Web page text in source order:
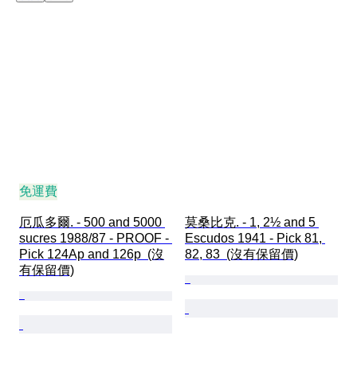
免運費
厄瓜多爾. - 500 and 5000
sucres 1988/87 - PROOF -
Pick 124Ap and 126p  (沒
有保留價)
莫桑比克. - 1, 2½ and 5
Escudos 1941 - Pick 81,
82, 83  (沒有保留價)